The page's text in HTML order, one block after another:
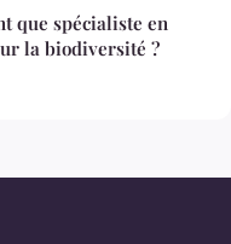
que spécialiste en
la biodiversité ?